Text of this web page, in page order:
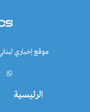
موقع إخباري
الرئيسية